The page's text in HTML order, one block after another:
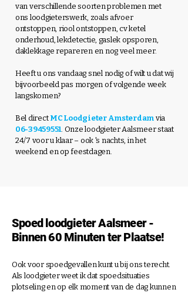
van verschillende soorten problemen met
ons loodgieterswerk, zoals afvoer
ontstoppen, riool ontstoppen, cv ketel
onderhoud, lekdetectie, gaslek opsporen,
daklekkage repareren en nog veel meer.
Heeft u ons vandaag snel nodig of wilt u dat wij
bijvoorbeeld pas morgen of volgende week
langskomen?
Bel direct MC Loodgieter Amsterdam via
06-39459551. Onze loodgieterAalsmeerstaat
24/7 voor u klaar – ook 's nachts, in het
weekend en op feestdagen.
Spoed loodgieter Aalsmeer -
Binnen 60 Minuten ter Plaatse!
Ook voor spoedgevallen kunt u bij ons terecht.
Als loodgieter weet ik dat spoedsituaties
plotseling en op elk moment van de dag kunnen